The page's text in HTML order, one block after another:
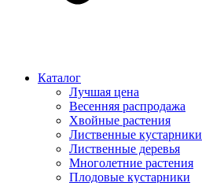
Каталог
Лучшая цена
Весенняя распродажа
Хвойные растения
Лиственные кустарники
Лиственные деревья
Многолетние растения
Плодовые кустарники